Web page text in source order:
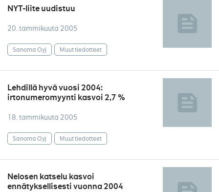
NYT-liite uudistuu
20. tammikuuta 2005
Sanoma Oyj Muut tiedotteet
Lehdillä hyvä vuosi 2004:
irtonumeromyynti kasvoi 2,7 %
18. tammikuuta 2005
Sanoma Oyj Muut tiedotteet
Nelosen katselu kasvoi
ennätyksellisesti vuonna 2004